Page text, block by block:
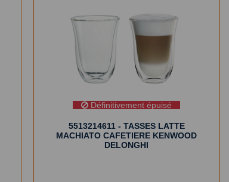
Définitivement épuisé
5513214611 - TASSES LATTE
MACHIATO CAFETIERE KENWOOD
DELONGHI